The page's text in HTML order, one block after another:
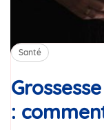
Santé
: